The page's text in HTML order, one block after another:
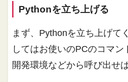
Pythonを立ち上げる
まず、Pythonを立ち上げて
してはお使いのPCのコマ
開発環境などから呼び出せ